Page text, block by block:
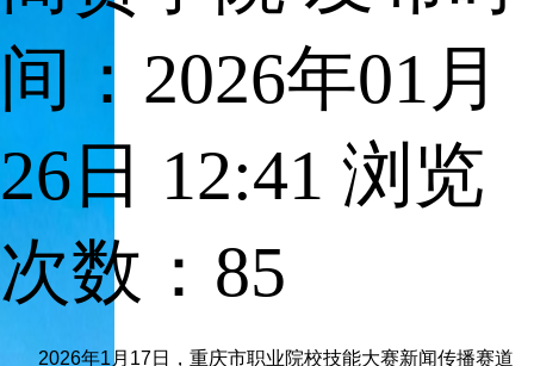
间：2026年01月
26日 12:41 浏览
次数： 85
2026年1月17日，重庆市职业院校技能大赛新闻传播赛道